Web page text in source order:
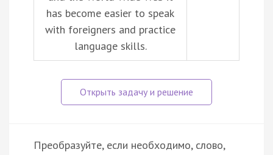
has become easier to speak
with foreigners and practice
language skills.
Преобразуйте, если необходимо, слово,